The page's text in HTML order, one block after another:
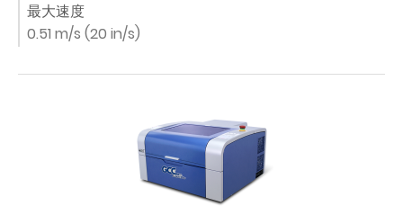
最大速度
0.51 m/s (20 in/s)